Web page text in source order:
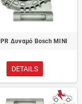
Δυναμό Bosch MINI
DETAILS